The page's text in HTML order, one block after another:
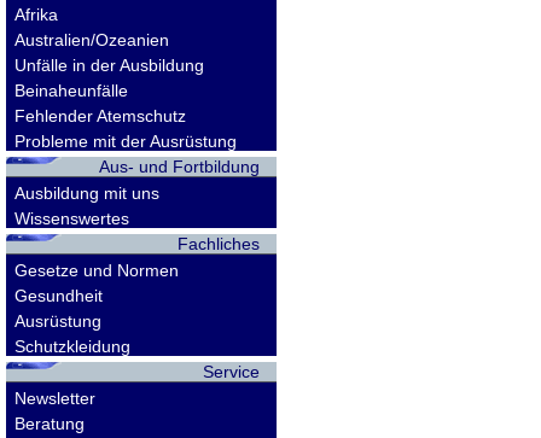
Afrika
Australien/Ozeanien
Unfälle in der Ausbildung
Beinaheunfälle
Fehlender Atemschutz
Probleme mit der Ausrüstung
Aus- und Fortbildung
Ausbildung mit uns
Wissenswertes
Fachliches
Gesetze und Normen
Gesundheit
Ausrüstung
Schutzkleidung
Service
Newsletter
Beratung